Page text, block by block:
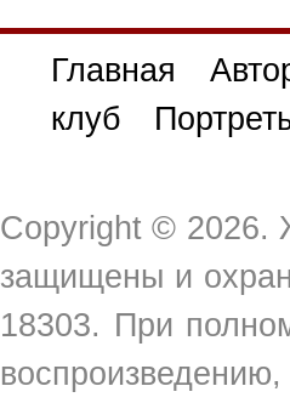
Главная
клуб
Copyright © 2026.
защищены и
18303. При